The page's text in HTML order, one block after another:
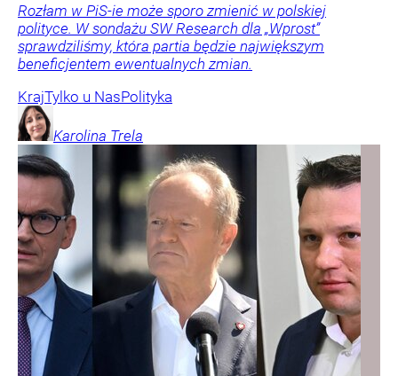
Rozłam w PiS-ie może sporo zmienić w polskiej
polityce. W sondażu SW Research dla „Wprost”
sprawdziliśmy, która partia będzie największym
beneficjentem ewentualnych zmian.
KrajTylko u NasPolityka
Karolina Trela